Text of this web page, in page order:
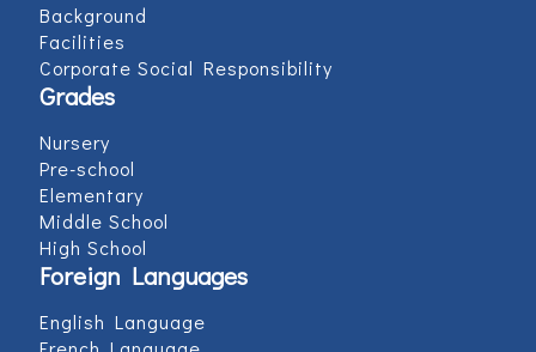
Background
Facilities
Corporate Social Responsibility
Grades
Nursery
Pre-school
Elementary
Middle School
High School
Foreign Languages
English Language